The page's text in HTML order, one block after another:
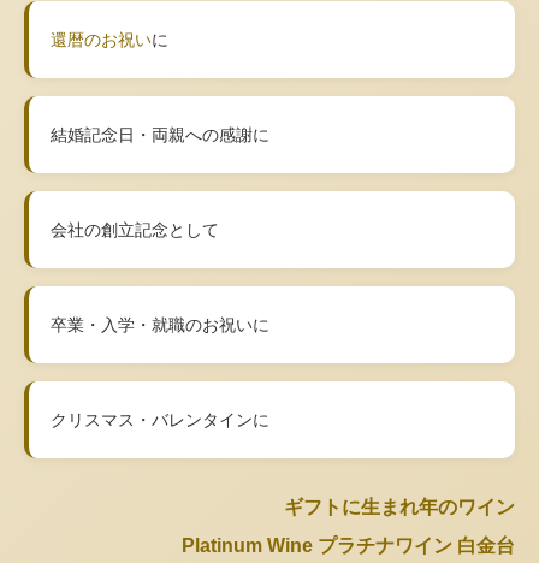
還暦のお祝いに
結婚記念日・両親への感謝に
会社の創立記念として
卒業・入学・就職のお祝いに
クリスマス・バレンタインに
ギフトに生まれ年のワイン
Platinum Wine プラチナワイン 白金台